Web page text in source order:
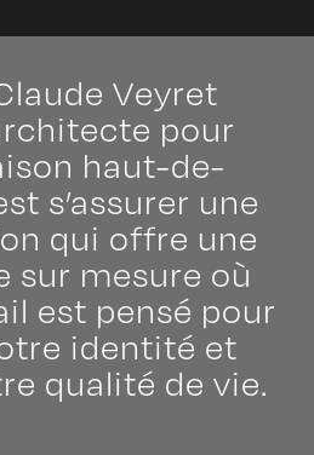
Veyret
pour
haut-de-
s’assurer une
qui offre une
sur mesure où
est pensé pour
identité et
qualité de vie.